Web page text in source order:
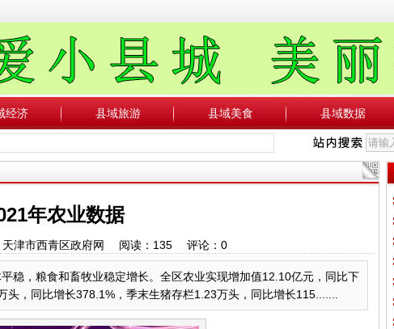
经济 县域旅游 县域美食 县域数据
年农业数据
津市西青区政府网 阅读： 135评论： 0
稳，粮食和畜牧业稳定增长。全区农业实现增加值12.10亿元，同比下
，同比增长378.1%，季末生猪存栏1.23万头，同比增长115.......